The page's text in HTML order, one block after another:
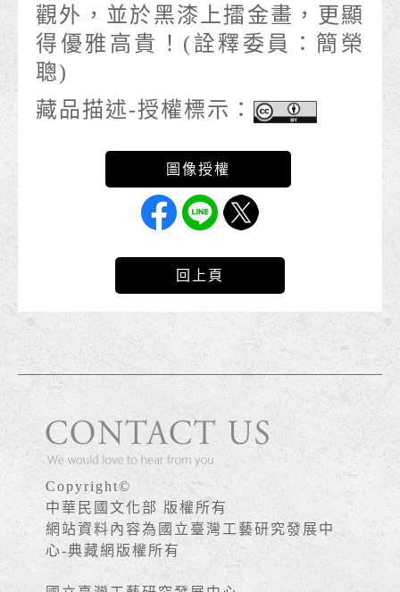
觀外，並於黑漆上擂金畫，更顯
得優雅高貴！(詮釋委員：簡榮
聰)
藏品描述-授權標示：
回上頁
Copyright©
中華民國文化部 版權所有
網站資料內容為國立臺灣工藝研究發展中
心-典藏網版權所有